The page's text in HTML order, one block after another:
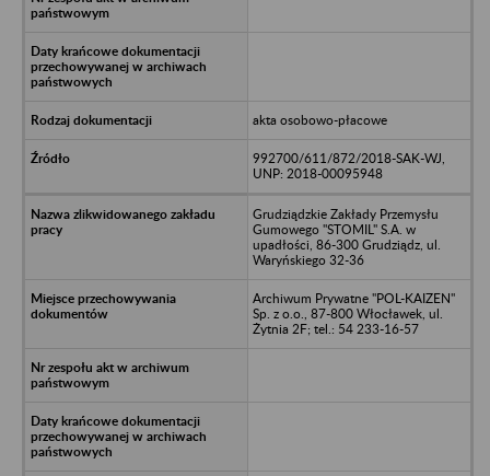
akta osobowo-płacowe
992700/611/872/2018-SAK-WJ,
UNP: 2018-00095948
Grudziądzkie Zakłady Przemysłu
Gumowego "STOMIL" S.A. w
upadłości, 86-300 Grudziądz, ul.
Waryńskiego 32-36
Archiwum Prywatne "POL-KAIZEN"
Sp. z o.o., 87-800 Włocławek, ul.
Żytnia 2F; tel.: 54 233-16-57